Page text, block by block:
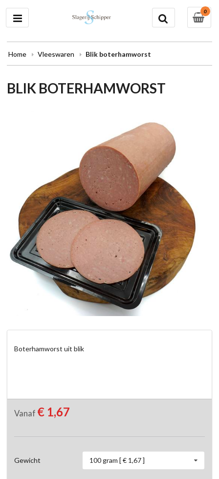
0
Home Vleeswaren Blik boterhamworst
BLIK BOTERHAMWORST
Boterhamworst uit blik
Vanaf € 1,67
Gewicht 100 gram [ € 1,67 ]